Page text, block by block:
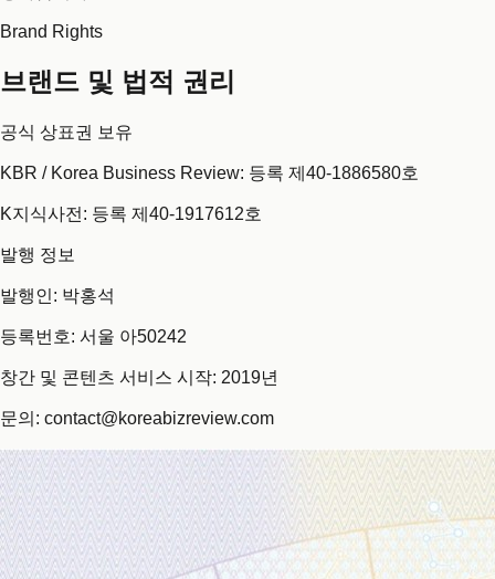
Brand Rights
브랜드 및 법적 권리
공식 상표권 보유
KBR / Korea Business Review: 등록 제40-1886580호
K지식사전: 등록 제40-1917612호
발행 정보
발행인: 박홍석
등록번호: 서울 아50242
창간 및 콘텐츠 서비스 시작: 2019년
문의: contact@koreabizreview.com